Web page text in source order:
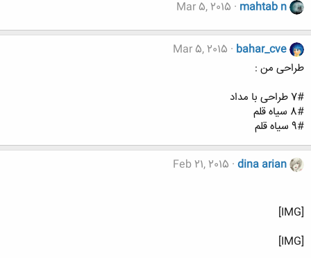
mahtab n
Mar 5, 2015
bahar_cve
Mar 5, 2015
طراحی من :
7# طراحی با مداد
8# سیاه قلم
9# سیاه قلم
dina arian
Feb 21, 2015
[IMG]
[IMG]